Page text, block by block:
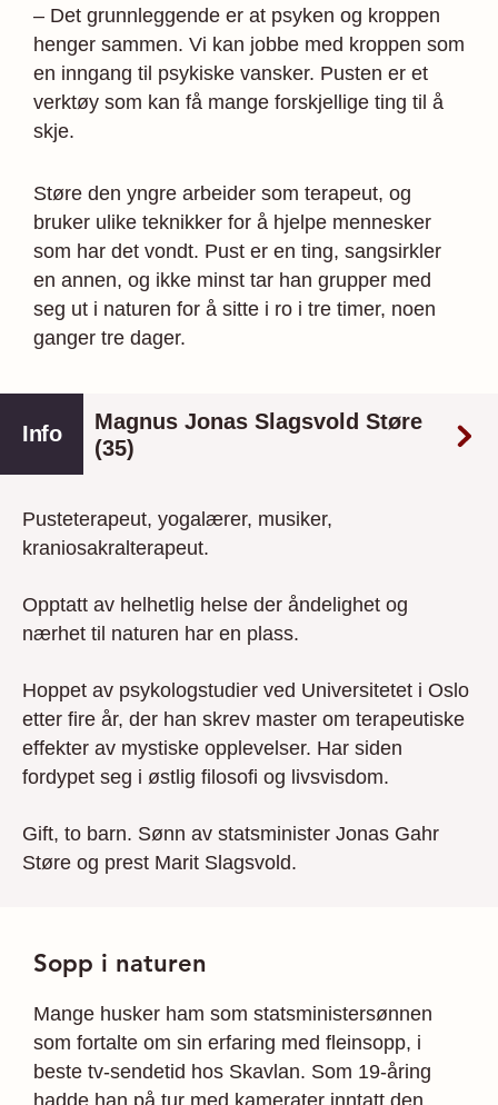
– Det grunnleggende er at psyken og kroppen
henger sammen. Vi kan jobbe med kroppen som
en inngang til psykiske vansker. Pusten er et
verktøy som kan få mange forskjellige ting til å
skje.
Støre den yngre arbeider som terapeut, og
bruker ulike teknikker for å hjelpe mennesker
som har det vondt. Pust er en ting, sangsirkler
en annen, og ikke minst tar han grupper med
seg ut i naturen for å sitte i ro i tre timer, noen
ganger tre dager.
Info
Magnus Jonas Slagsvold Støre
(35)
Pusteterapeut, yogalærer, musiker,
kraniosakralterapeut.
Opptatt av helhetlig helse der åndelighet og
nærhet til naturen har en plass.
Hoppet av psykologstudier ved Universitetet i Oslo
etter fire år, der han skrev master om terapeutiske
effekter av mystiske opplevelser. Har siden
fordypet seg i østlig filosofi og livsvisdom.
Gift, to barn. Sønn av statsminister Jonas Gahr
Støre og prest Marit Slagsvold.
Sopp i naturen
Mange husker ham som statsministersønnen
som fortalte om sin erfaring med fleinsopp, i
beste tv-sendetid hos Skavlan. Som 19-åring